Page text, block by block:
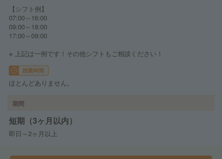
【シフト例】
07:00～16:00
09:00～18:00
17:00～09:00
※ 上記は一例です！その他シフトもご相談ください！
残業時間
ほとんどありません。
期間
短期（3ヶ月以内）
即日～2ヶ月以上